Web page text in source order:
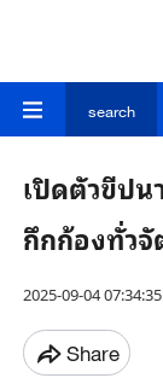
search
เปิดตัวขีปน
กึกก้องทั่ว
2025-09-04 07:34:35
Share